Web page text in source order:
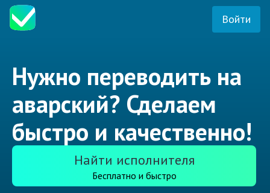
Войти
Нужно переводить на
аварский? Сделаем
быстро и качественно!
Найти исполнителя
Бесплатно и быстро